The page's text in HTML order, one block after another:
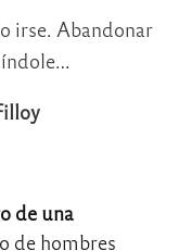
irse. Abandonar
índole…
de una
de hombres